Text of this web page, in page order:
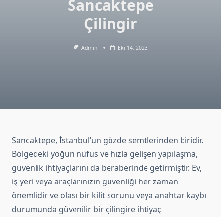
Sancaktepe
Çilingir
Admin Eki 14, 2023
Sancaktepe, İstanbul’un gözde semtlerinden biridir.
Bölgedeki yoğun nüfus ve hızla gelişen yapılaşma,
güvenlik ihtiyaçlarını da beraberinde getirmiştir. Ev,
iş yeri veya araçlarınızın güvenliği her zaman
önemlidir ve olası bir kilit sorunu veya anahtar kaybı
durumunda güvenilir bir çilingire ihtiyaç